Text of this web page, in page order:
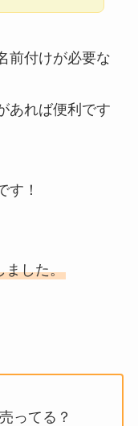
前付けが必要な
あれば便利です
す！
ました。
ってる？